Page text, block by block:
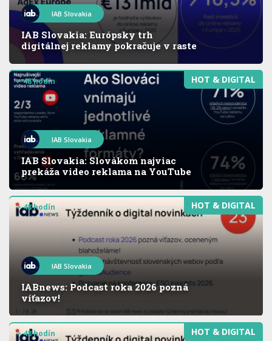
IAB Slovakia
IAB Slovakia: Európsky trh
digitálnej reklamy pokračuje v raste
HOT & DIGITAL
> 48 hodín
IAB Slovakia
IAB Slovakia: Slovákom najviac
prekáža video reklama na YouTube
HOT & DIGITAL
> 48 hodín
IAB Slovakia
IABnews: Podcast roka 2026 pozná
víťazov!
HOT & DIGITAL
> 48 hodín